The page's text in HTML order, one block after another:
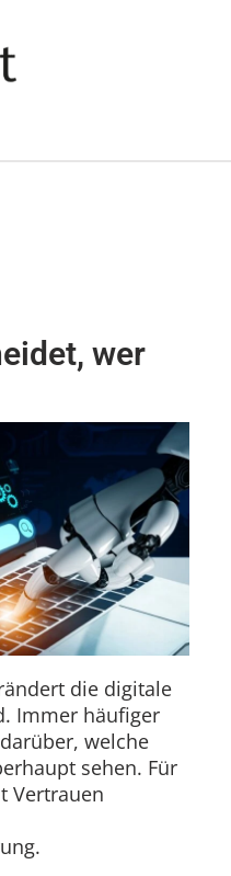
wer
die digitale
Immer häufiger
welche
sehen. Für
Vertrauen